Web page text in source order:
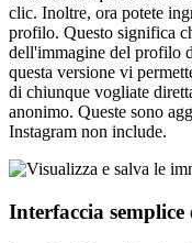
clic. Inoltre, ora potete
profilo. Questo significa
dell'immagine del profilo
questa versione vi
di chiunque vogliate
anonimo. Queste sono
Instagram non include.
Interfaccia semplice